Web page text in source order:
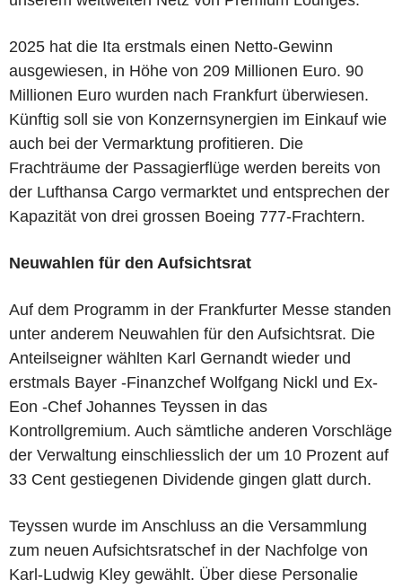
2025 hat die Ita erstmals einen Netto-Gewinn
ausgewiesen, in Höhe von 209 Millionen Euro. 90
Millionen Euro wurden nach Frankfurt überwiesen.
Künftig soll sie von Konzernsynergien im Einkauf wie
auch bei der Vermarktung profitieren. Die
Frachträume der Passagierflüge werden bereits von
der Lufthansa Cargo vermarktet und entsprechen der
Kapazität von drei grossen Boeing 777-Frachtern.
Neuwahlen für den Aufsichtsrat
Auf dem Programm in der Frankfurter Messe standen
unter anderem Neuwahlen für den Aufsichtsrat. Die
Anteilseigner wählten Karl Gernandt wieder und
erstmals Bayer -Finanzchef Wolfgang Nickl und Ex-
Eon -Chef Johannes Teyssen in das
Kontrollgremium. Auch sämtliche anderen Vorschläge
der Verwaltung einschliesslich der um 10 Prozent auf
33 Cent gestiegenen Dividende gingen glatt durch.
Teyssen wurde im Anschluss an die Versammlung
zum neuen Aufsichtsratschef in der Nachfolge von
Karl-Ludwig Kley gewählt. Über diese Personalie